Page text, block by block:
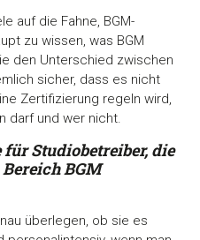
auf die Fahne, BGM-
zu wissen, was BGM
den Unterschied zwischen
sicher, dass es nicht
Zertifizierung regeln wird,
darf und wer nicht.
für Studiobetreiber, die
BGM
überlegen, ob sie es